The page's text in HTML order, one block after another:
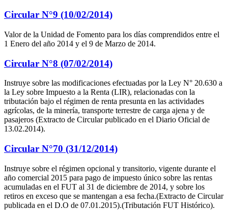
Circular N°9 (10/02/2014)
Valor de la Unidad de Fomento para los días comprendidos entre el
1 Enero del año 2014 y el 9 de Marzo de 2014.
Circular N°8 (07/02/2014)
Instruye sobre las modificaciones efectuadas por la Ley N° 20.630 a
la Ley sobre Impuesto a la Renta (LIR), relacionadas con la
tributación bajo el régimen de renta presunta en las actividades
agrícolas, de la minería, transporte terrestre de carga ajena y de
pasajeros (Extracto de Circular publicado en el Diario Oficial de
13.02.2014).
Circular N°70 (31/12/2014)
Instruye sobre el régimen opcional y transitorio, vigente durante el
año comercial 2015 para pago de impuesto único sobre las rentas
acumuladas en el FUT al 31 de diciembre de 2014, y sobre los
retiros en exceso que se mantengan a esa fecha.(Extracto de Circular
publicada en el D.O de 07.01.2015).(Tributación FUT Histórico).